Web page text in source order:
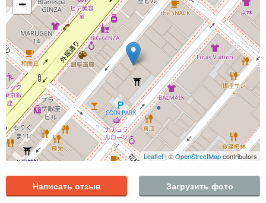
−
Leaflet | ©OpenStreetMapcontributors
Написать отзыв Загрузить фото